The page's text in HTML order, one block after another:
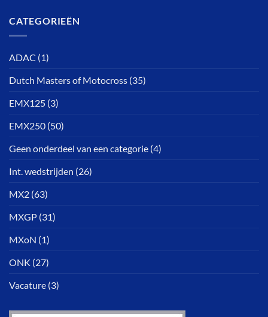
CATEGORIEËN
ADAC (1)
Dutch Masters of Motocross (35)
EMX125 (3)
EMX250 (50)
Geen onderdeel van een categorie (4)
Int. wedstrijden (26)
MX2 (63)
MXGP (31)
MXoN (1)
ONK (27)
Vacature (3)